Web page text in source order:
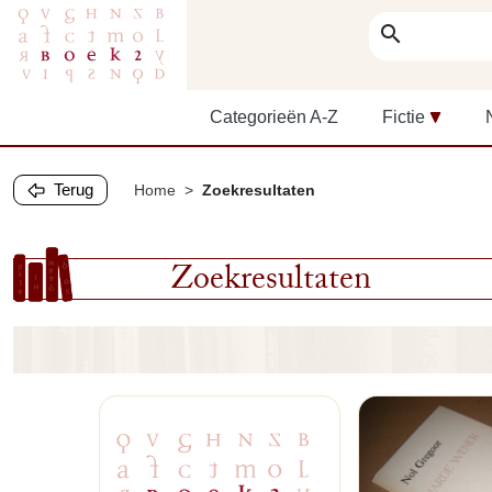
search
Categorieën A-Z Fictie
Terug Home Zoekresultaten
Zoekresultaten